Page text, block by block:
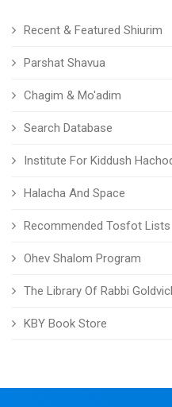
Recent & Featured Shiurim
Parshat Shavua
Chagim & Mo'adim
Search Database
Institute For Kiddush
Halacha And Space
Recommended Tosfot Lists
Ohev Shalom Program
The Library Of Rabbi
KBY Book Store